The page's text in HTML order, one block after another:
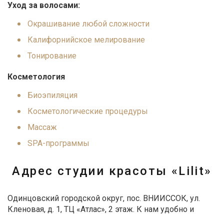
Уход за волосами:
Окрашивание любой сложности
Калифорнийское мелирование
Тонирование
Косметология
Биоэпиляция
Косметологические процедуры
Массаж
SPA-программы
Адрес студии красоты «Lilit»
Одинцовский городской округ, пос. ВНИИССОК, ул.
Кленовая, д. 1, ТЦ «Атлас», 2 этаж. К нам удобно и